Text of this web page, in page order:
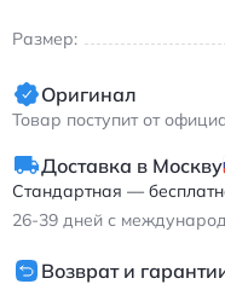
Размер:
Оригинал
Товар поступит от
Доставка в Москву
Стандартная —
26-39 дней с
Возврат и